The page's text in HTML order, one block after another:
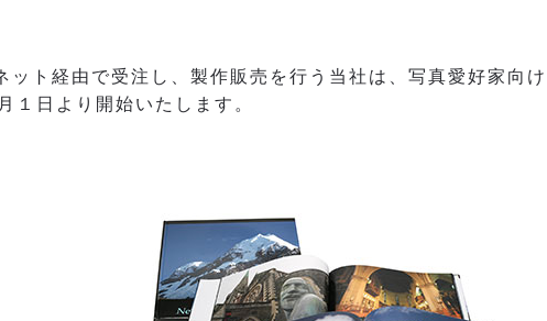
ット経由で受注し、製作販売を行う当社は、写真愛好家向
１日より開始いたします。